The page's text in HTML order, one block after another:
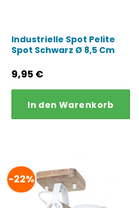
Industrielle Spot Pelite
Spot Schwarz Ø 8,5 Cm
9,95 €
In den Warenkorb
-22%